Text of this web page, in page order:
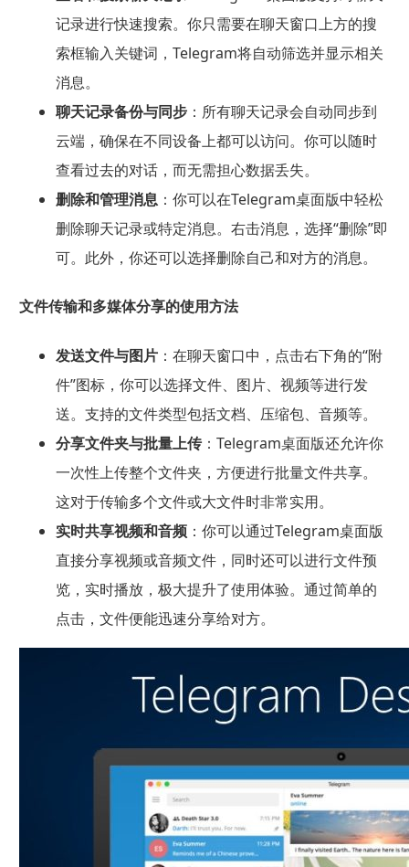
记录进行快速搜索。你只需要在聊天窗口上方的搜
索框输入关键词，Telegram将自动筛选并显示相关
消息。
聊天记录备份与同步：所有聊天记录会自动同步到
云端，确保在不同设备上都可以访问。你可以随时
查看过去的对话，而无需担心数据丢失。
删除和管理消息：你可以在Telegram桌面版中轻松
删除聊天记录或特定消息。右击消息，选择“删除”即
可。此外，你还可以选择删除自己和对方的消息。
文件传输和多媒体分享的使用方法
发送文件与图片：在聊天窗口中，点击右下角的“附
件”图标，你可以选择文件、图片、视频等进行发
送。支持的文件类型包括文档、压缩包、音频等。
分享文件夹与批量上传：Telegram桌面版还允许你
一次性上传整个文件夹，方便进行批量文件共享。
这对于传输多个文件或大文件时非常实用。
实时共享视频和音频：你可以通过Telegram桌面版
直接分享视频或音频文件，同时还可以进行文件预
览，实时播放，极大提升了使用体验。通过简单的
点击，文件便能迅速分享给对方。